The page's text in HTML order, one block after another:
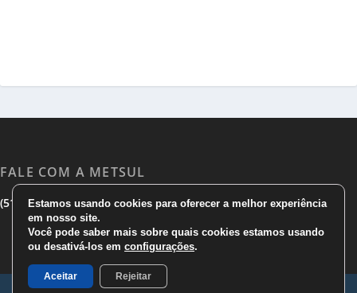
FALE COM A METSUL
(51) 3533 1983|(51)3785 7752|comercial@metsul.com
Estamos usando cookies para oferecer a melhor experiência
em nosso site.
Você pode saber mais sobre quais cookies estamos usando
ou desativá-los em configurações.
Aceitar Rejeitar